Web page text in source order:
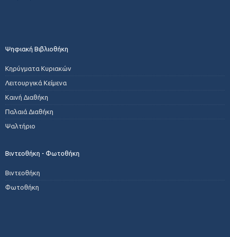
Ψηφιακή Βιβλιοθήκη
Κηρύγματα Κυριακών
Λειτουργικά Κείμενα
Καινή Διαθήκη
Παλαιά Διαθήκη
Ψαλτήριο
Βιντεοθήκη - Φωτοθήκη
Βιντεοθήκη
Φωτοθήκη